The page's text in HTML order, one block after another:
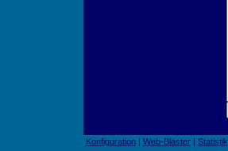
Konfiguration| Web-Blaster| Statistik